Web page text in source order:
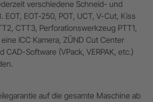
verschiedene Schneid- und
EOT, EOT-250, POT, UCT, V-Cut, Kiss
CTT3, Perforationswerkzeug PTT1,
ICC Kamera, ZÜND Cut Center
CAD-Software (VPack, VERPAK, etc.)
auf die gesamte Maschine ab